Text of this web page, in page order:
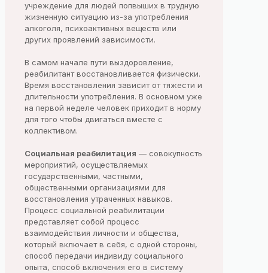
учреждение для людей попвыших в трудную
жизненную ситуацию из-за употребления
алкоголя, психоактивных веществ или
других проявлений зависимости.
В самом начале пути выздоровление,
реабилитант восстановливается физически.
Время восстановления зависит от тяжести и
длительности употребления. В основном уже
на первой неделе человек приходит в норму
для того чтобы двигаться вместе с
коллективом.
Социальная реабилитация — совокупность
мероприятий, осуществляемых
государственными, частными,
общественными организациями для
восстановления утраченных навыков.
Процесс социальной реабилитации
представляет собой процесс
взаимодействия личности и общества,
который включает в себя, с одной стороны,
способ передачи индивиду социального
опыта, способ включения его в систему